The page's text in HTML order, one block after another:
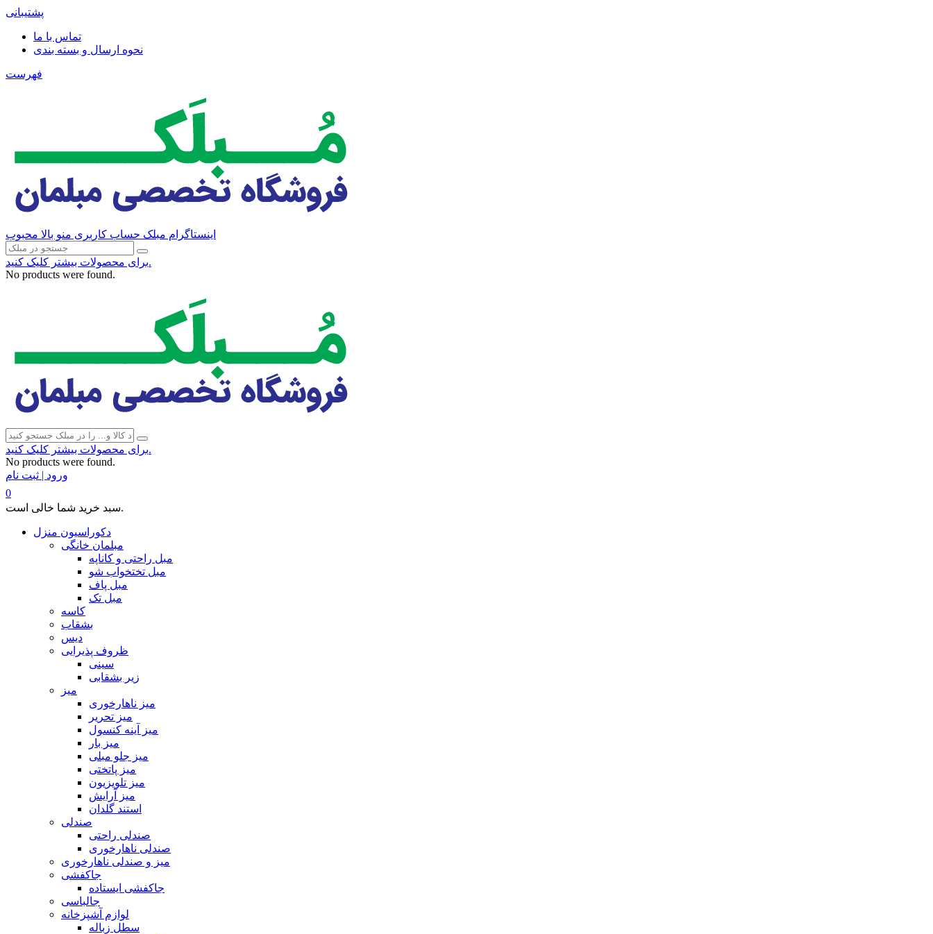
پشتیبانی
تماس با ما
نحوه ارسال و بسته بندی
فهرست
اینستاگرام مبلک حساب کاربری منو بالا محبوب
برای محصولات بیشتر کلیک کنید.
No products were found.
برای محصولات بیشتر کلیک کنید.
No products were found.
ورود | ثبت نام
0
سبد خرید شما خالی است.
دکوراسیون منزل
مبلمان خانگی
مبل راحتی و کاناپه
مبل تختخواب شو
مبل پاف
مبل تک
کاسه
بشقاب
دیس
ظروف پذیرایی
سینی
زیر بشقابی
میز
میز ناهارخوری
میز تحریر
میز آینه کنسول
میز بار
میز جلو مبلی
میز پاتختی
میز تلویزیون
میز آرایش
استند گلدان
صندلی
صندلی راحتی
صندلی ناهارخوری
میز و صندلی ناهارخوری
جاکفشی
جاکفشی ایستاده
جالباسی
لوازم آشپزخانه
سطل زباله